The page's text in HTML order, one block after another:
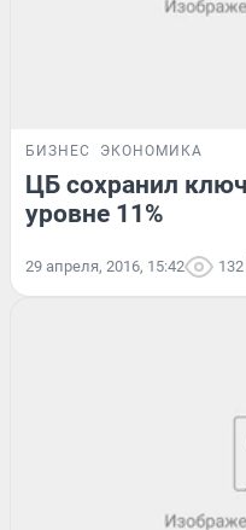
БИЗНЕС ЭКОНОМИКА
ЦБ сохранил
уровне 11%
29 апреля, 2016, 15:42 132